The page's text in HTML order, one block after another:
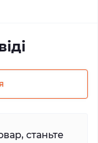
станьте